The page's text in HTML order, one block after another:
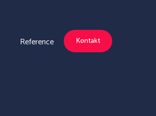
Reference Kontakt